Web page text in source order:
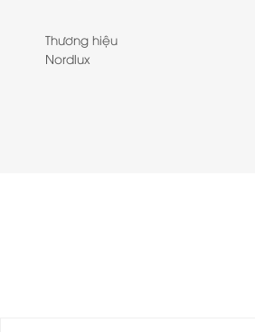
Thương hiệu
Nordlux